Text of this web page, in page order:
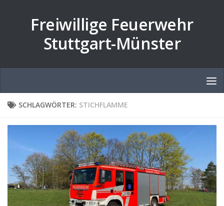
Freiwillige Feuerwehr
Stuttgart-Münster
SCHLAGWÖRTER: STICHFLAMME